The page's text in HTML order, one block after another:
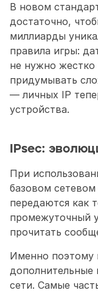
В новом
достаточно,
миллиарды
правила игры:
не нужно жестко
придумывать
— личных IP
устройства.
IPsec:
При
базовом
передаются как
промежуточный
прочитать
Именно поэтому
дополнительные
сети. Самые